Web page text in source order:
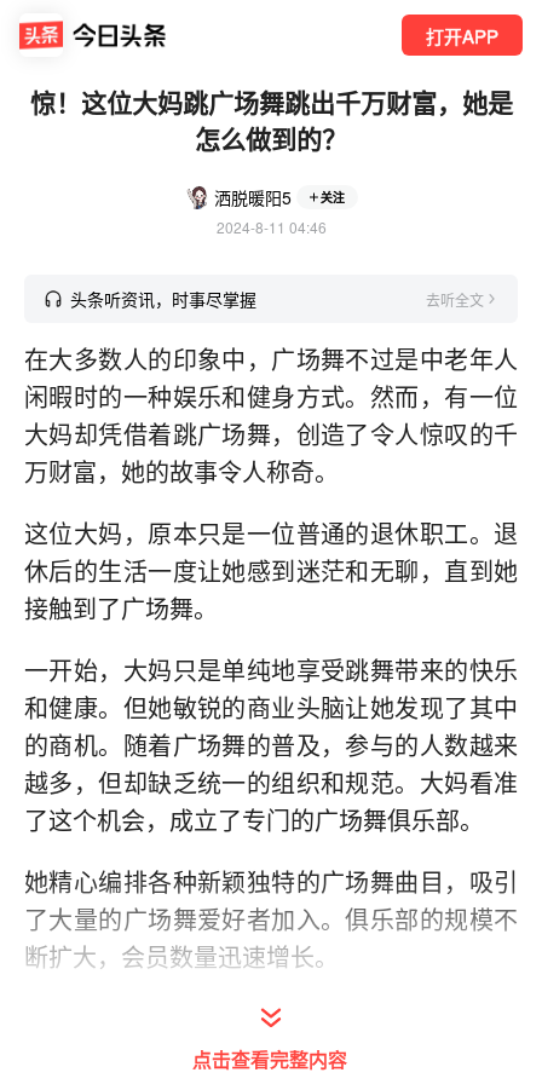
打开APP
惊！这位大妈跳广场舞跳出千万财富，她是
怎么做到的？
洒脱暖阳5 关注
2024-8-11 04:46
头条听资讯，时事尽掌握 去听全文
在大多数人的印象中，广场舞不过是中老年人
闲暇时的一种娱乐和健身方式。然而，有一位
大妈却凭借着跳广场舞，创造了令人惊叹的千
万财富，她的故事令人称奇。
这位大妈，原本只是一位普通的退休职工。退
休后的生活一度让她感到迷茫和无聊，直到她
接触到了广场舞。
一开始，大妈只是单纯地享受跳舞带来的快乐
和健康。但她敏锐的商业头脑让她发现了其中
的商机。随着广场舞的普及，参与的人数越来
越多，但却缺乏统一的组织和规范。大妈看准
了这个机会，成立了专门的广场舞俱乐部。
她精心编排各种新颖独特的广场舞曲目，吸引
了大量的广场舞爱好者加入。俱乐部的规模不
断扩大，会员数量迅速增长。
随后，大妈又与多家服装厂商合作，定制专属
的广场舞服装。这些服装不仅美观舒适，还具
点击查看完整内容